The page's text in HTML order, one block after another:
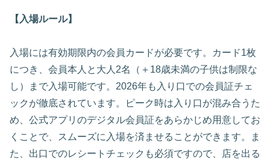
【入場ルール】
入場には有効期限内の会員カードが必要です。カード1枚
につき、会員本人と大人2名（＋18歳未満の子供は制限な
し）まで入場可能です。2026年も入り口での会員証チェ
ックが徹底されています。ピーク時は入り口が混み合うた
め、公式アプリのデジタル会員証をあらかじめ用意してお
くことで、スムーズに入場を済ませることができます。ま
た、出口でのレシートチェックも必須ですので、店を出る